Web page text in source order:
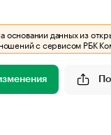
данных из
с сервисом РБК